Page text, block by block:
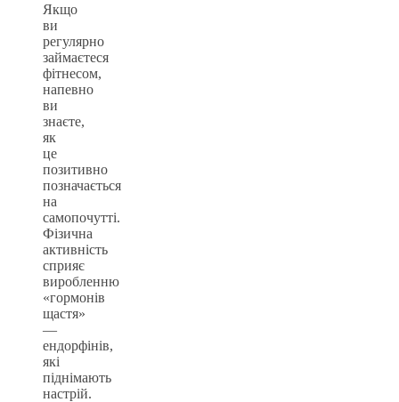
Якщо
ви
регулярно
займаєтеся
фітнесом,
напевно
ви
знаєте,
як
це
позитивно
позначається
на
самопочутті.
Фізична
активність
сприяє
виробленню
«гормонів
щастя»
—
ендорфінів,
які
піднімають
настрій.